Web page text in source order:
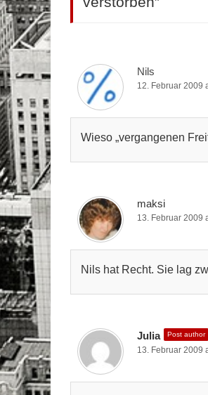
Nils
12. Februar 2009
Wieso „vergangenen
maksi
13. Februar 2009
Nils hat Recht. Sie lag
Julia Post author
13. Februar 2009